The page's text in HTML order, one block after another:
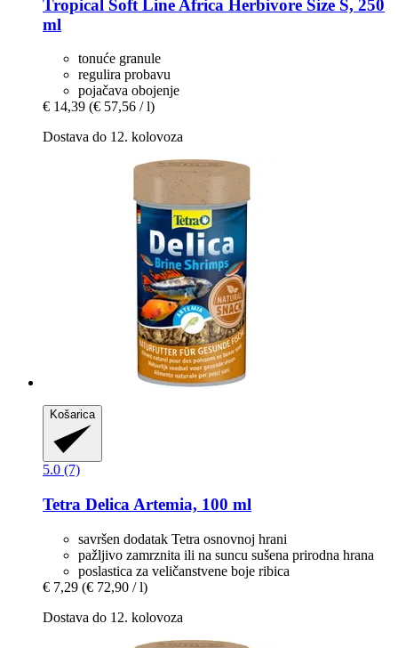
Tropical Soft Line Africa Herbivore Size S, 250
ml
tonuće granule
regulira probavu
pojačava obojenje
€ 14,39 (€ 57,56 / l)
Dostava do 12. kolovoza
Košarica
5.0 (7)
Tetra Delica Artemia, 100 ml
savršen dodatak Tetra osnovnoj hrani
pažljivo zamrznita ili na suncu sušena prirodna hrana
poslastica za veličanstvene boje ribica
€ 7,29 (€ 72,90 / l)
Dostava do 12. kolovoza